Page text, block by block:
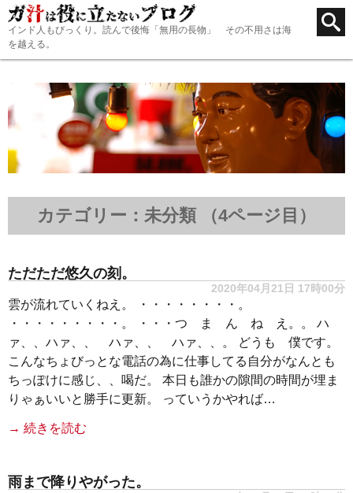
インド人もびっくり。読んで後悔「無用の長物」 その不用さは海
を越える。
カテゴリー：未分類 （4ページ目）
ただただ悠久の刻。
2020年04月21日 17時00分
雲が流れていくねえ。 ・・・・・・・・。
・・・・・・・・・。 ・・・つ ま ん ね え。。 ハ
ァ、、ハァ、、 ハァ、、 ハァ、、。 どうも 僕です。
こんなちょびっとな電話の為に仕事してる自分がなんとも
ちっぽけに感じ、、喝だ。 本日も誰かの隙間の時間が埋ま
りゃぁいいと勝手に更新。 っていうかやれば…
→ 続きを読む
雨まで降りやがった。